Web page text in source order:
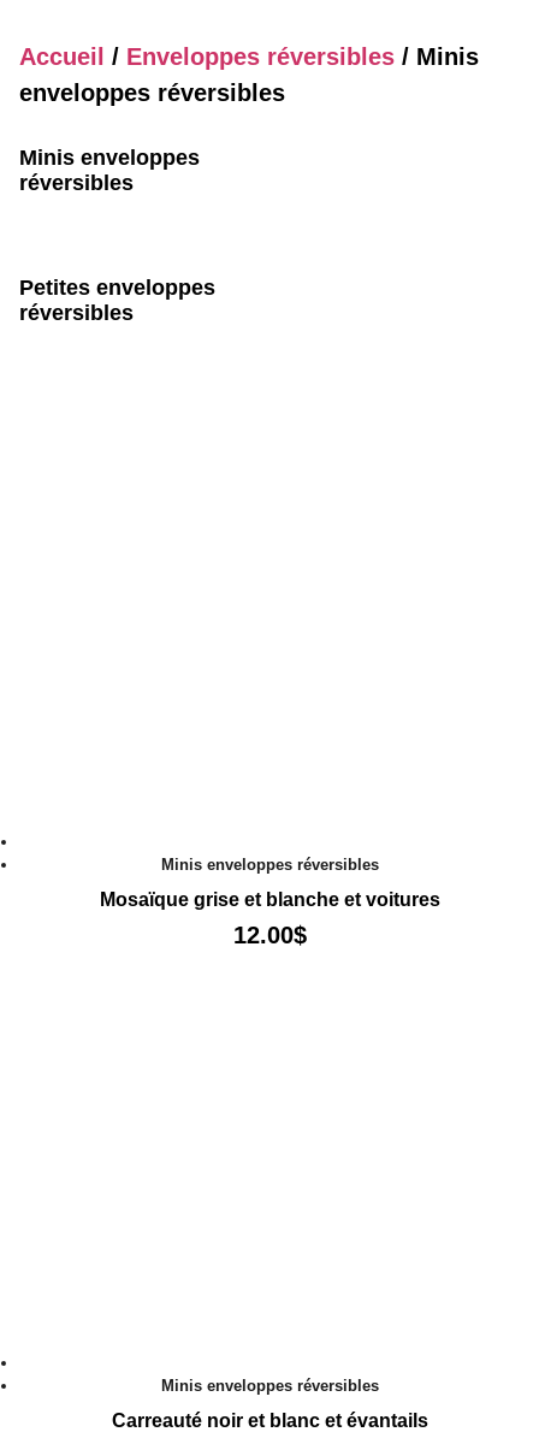
Accueil / Enveloppes réversibles / Minis
enveloppes réversibles
Minis enveloppes
réversibles
Petites enveloppes
réversibles
Minis enveloppes réversibles
Mosaïque grise et blanche et voitures
12.00$
Minis enveloppes réversibles
Carreauté noir et blanc et évantails